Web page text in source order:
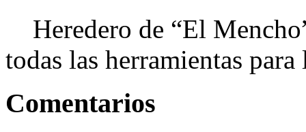
Heredero de “El
todas las herramientas
Comentarios